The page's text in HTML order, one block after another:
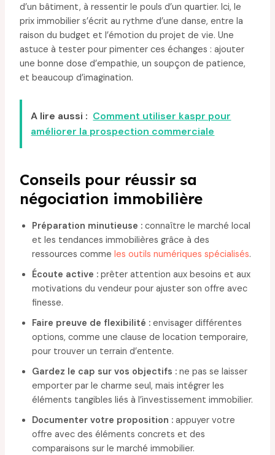
d’un bâtiment, à ressentir le pouls d’un quartier. Ici, le
prix immobilier s’écrit au rythme d’une danse, entre la
raison du budget et l’émotion du projet de vie. Une
astuce à tester pour pimenter ces échanges : ajouter
une bonne dose d’empathie, un soupçon de patience,
et beaucoup d’imagination.
A lire aussi : Comment utiliser kaspr pour
améliorer la prospection commerciale
Conseils pour réussir sa
négociation immobilière
Préparation minutieuse :connaître le marché local
et les tendances immobilières grâce à des
ressources comme les outils numériques spécialisés.
Écoute active :prêter attention aux besoins et aux
motivations du vendeur pour ajuster son offre avec
finesse.
Faire preuve de flexibilité :envisager différentes
options, comme une clause de location temporaire,
pour trouver un terrain d’entente.
Gardez le cap sur vos objectifs :ne pas se laisser
emporter par le charme seul, mais intégrer les
éléments tangibles liés à l’investissement immobilier.
Documenter votre proposition :appuyer votre
offre avec des éléments concrets et des
comparaisons sur le marché immobilier.